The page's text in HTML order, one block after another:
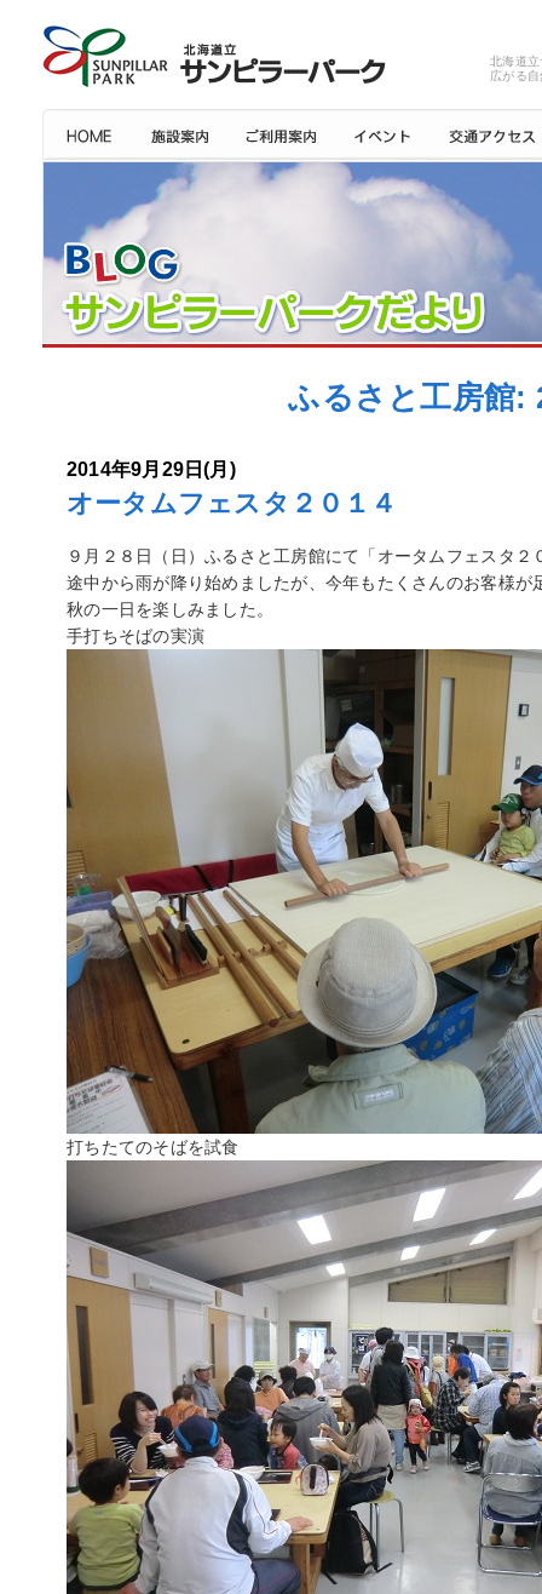
北海道
広がる
ふるさと工房館:
2014年9月29日(月)
オータムフェスタ２０１４
９月２８日（日）ふるさと工房館にて「オータムフェスタ２
途中から雨が降り始めましたが、今年もたくさんのお客様が
秋の一日を楽しみました。
手打ちそばの実演
打ちたてのそばを試食